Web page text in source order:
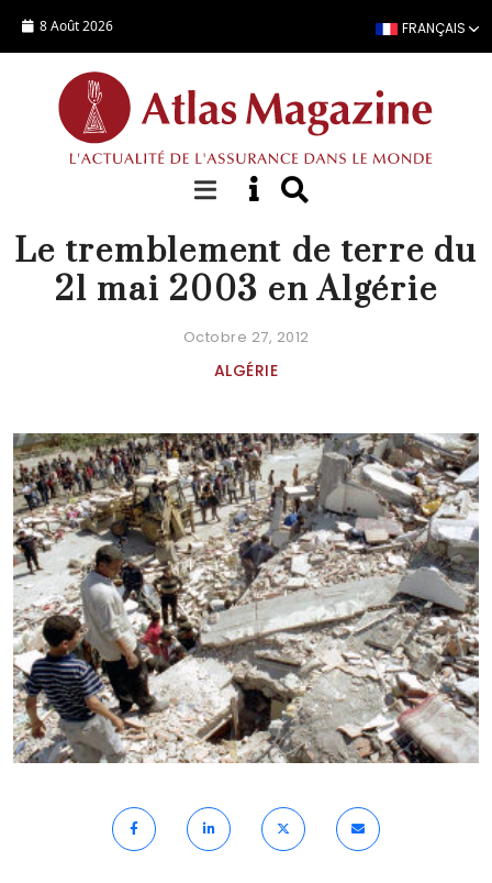
8 Août 2026 FRANÇAIS
FOCUS
Le tremblement de terre du
21 mai 2003 en Algérie
Octobre 27, 2012
ALGÉRIE